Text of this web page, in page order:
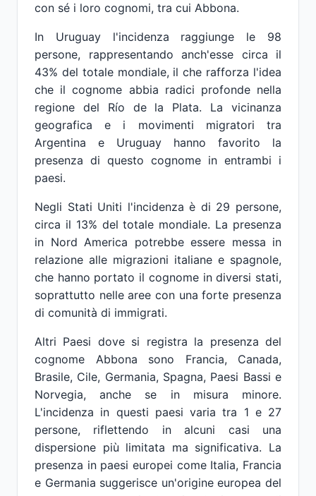
con sé i loro cognomi, tra cui Abbona.
In Uruguay l'incidenza raggiunge le 98
persone, rappresentando anch'esse circa il
43% del totale mondiale, il che rafforza l'idea
che il cognome abbia radici profonde nella
regione del Río de la Plata. La vicinanza
geografica e i movimenti migratori tra
Argentina e Uruguay hanno favorito la
presenza di questo cognome in entrambi i
paesi.
Negli Stati Uniti l'incidenza è di 29 persone,
circa il 13% del totale mondiale. La presenza
in Nord America potrebbe essere messa in
relazione alle migrazioni italiane e spagnole,
che hanno portato il cognome in diversi stati,
soprattutto nelle aree con una forte presenza
di comunità di immigrati.
Altri Paesi dove si registra la presenza del
cognome Abbona sono Francia, Canada,
Brasile, Cile, Germania, Spagna, Paesi Bassi e
Norvegia, anche se in misura minore.
L'incidenza in questi paesi varia tra 1 e 27
persone, riflettendo in alcuni casi una
dispersione più limitata ma significativa. La
presenza in paesi europei come Italia, Francia
e Germania suggerisce un'origine europea del